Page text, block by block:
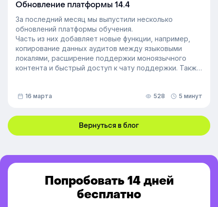
неформальных лидеров и применение их навыков
может стать стратегией управления персоналом,
которая повысит производительность и создаст
более позитивную корпоративную культуру. Как это
сделать — рассказали в статье.
Обновление платформы 14.4
За последний месяц мы выпустили несколько
обновлений платформы обучения.
Часть из них добавляет новые функции, например,
копирование данных аудитов между языковыми
локалями, расширение поддержки моноязычного
контента и быстрый доступ к чату поддержки. Также
доступов, добавили фильтрацию данных по точному
платформы.
16 марта 528 5 минут
Вернуться в блог
Попробовать 14 дней
бесплатно